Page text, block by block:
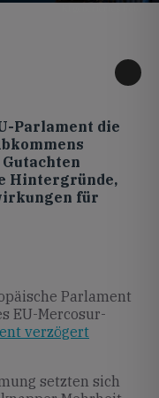
Parlament die
Hintergründe,
für
Parlament
EU-Mercosur-
verzögert
setzten sich